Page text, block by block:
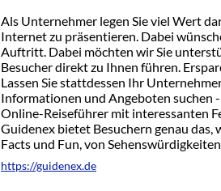
Als Unternehmer legen Sie viel Wert
Internet zu präsentieren. Dabei
Auftritt. Dabei möchten wir Sie
Besucher direkt zu Ihnen führen.
Lassen Sie stattdessen Ihr
Informationen und Angeboten suchen
Online-Reiseführer mit interessanten
Guidenex bietet Besuchern genau
Facts und Fun, von
https://guidenex.de